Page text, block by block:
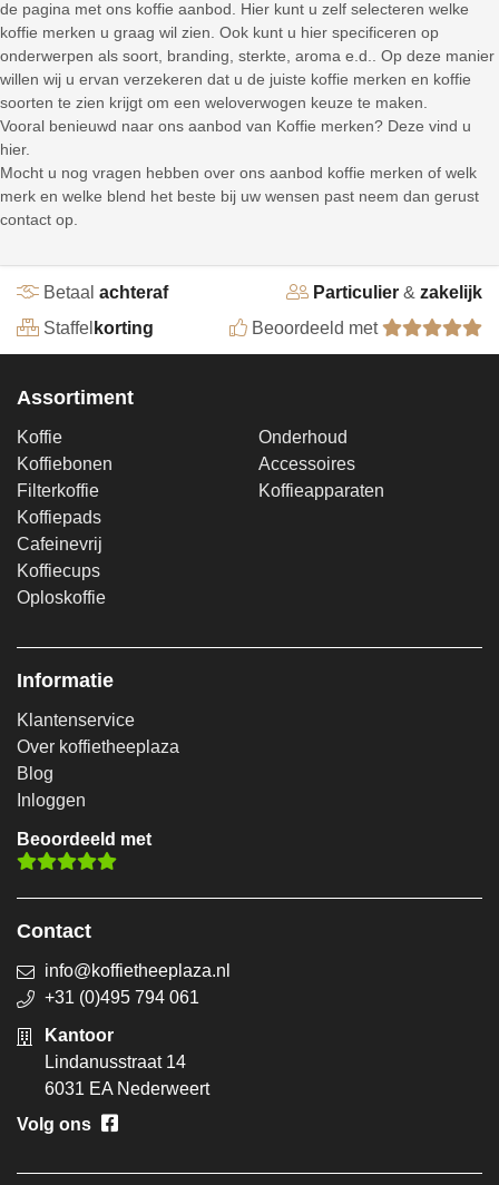
de pagina met ons koffie aanbod. Hier kunt u zelf selecteren welke
koffie merken u graag wil zien. Ook kunt u hier specificeren op
onderwerpen als soort, branding, sterkte, aroma e.d.. Op deze manier
willen wij u ervan verzekeren dat u de juiste koffie merken en koffie
soorten te zien krijgt om een weloverwogen keuze te maken.
Vooral benieuwd naar ons aanbod van Koffie merken? Deze vind u
hier.
Mocht u nog vragen hebben over ons aanbod koffie merken of welk
merk en welke blend het beste bij uw wensen past neem dan gerust
contact op.
Betaal achteraf Particulier & zakelijk
Staffel korting Beoordeeld met
Assortiment
Koffie
Koffiebonen
Filterkoffie
Koffiepads
Cafeinevrij
Koffiecups
Oploskoffie
Onderhoud
Accessoires
Koffieapparaten
Informatie
Klantenservice
Over koffietheeplaza
Blog
Inloggen
Beoordeeld met
Contact
info@koffietheeplaza.nl
+31 (0)495 794 061
Kantoor
Lindanusstraat 14
6031 EA Nederweert
Volg ons